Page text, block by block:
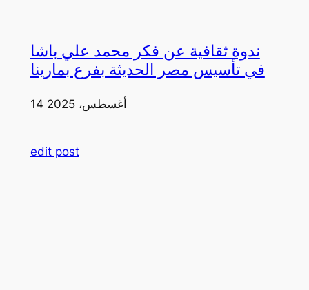
ندوة ثقافية عن فكر محمد علي باشا
في تأسيس مصر الحديثة بفرع بمارينا
14 أغسطس، 2025
edit post